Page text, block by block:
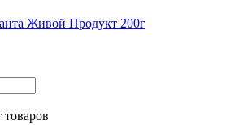
Живой Продукт 200г